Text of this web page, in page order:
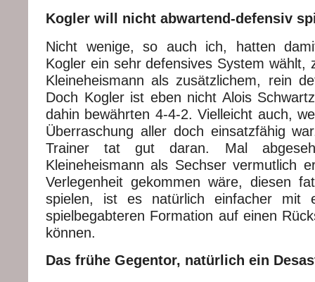
Kogler will nicht abwartend-defensiv
Nicht wenige, so auch ich, hatten
Kogler ein sehr defensives System wählt,
Kleineheismann als zusätzlichem, rein
Doch Kogler ist eben nicht Alois
dahin bewährten 4-4-2. Vielleicht auch,
Überraschung aller doch einsatzfähig
Trainer tat gut daran. Mal
Kleineheismann als Sechser vermutlich
Verlegenheit gekommen wäre, diesen
spielen, ist es natürlich einfacher mit
spielbegabteren Formation auf einen
können.
Das frühe Gegentor, natürlich ein